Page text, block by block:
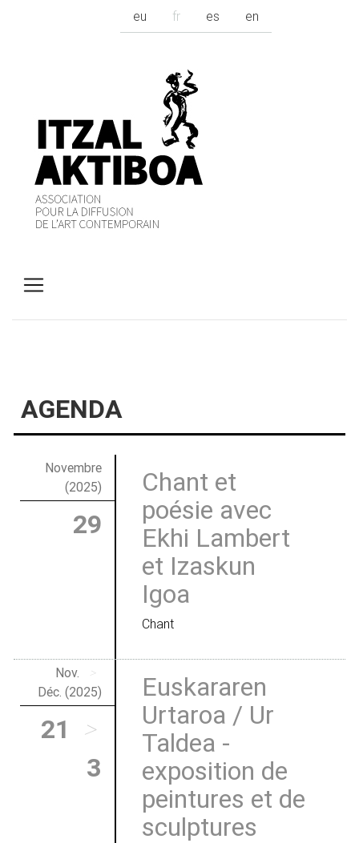
eu fr es en
AGENDA
Novembre
(2025)
29
Chant et
poésie avec
Ekhi Lambert
et Izaskun
Igoa
Chant
Nov.
>
Déc. (2025)
21
>
3
Euskararen
Urtaroa / Ur
Taldea -
exposition de
peintures et de
sculptures